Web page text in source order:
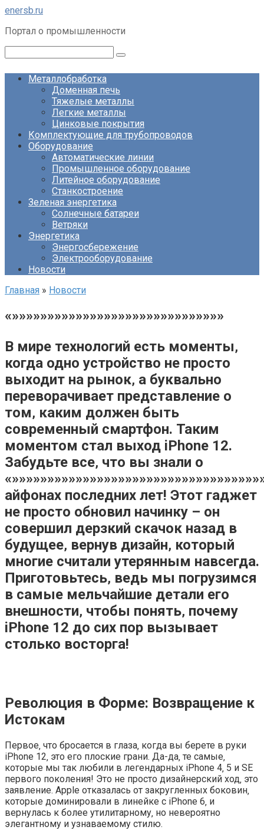
Перейти
контенту
enersb.ru
Портал о промышленности
Металлобработка
Доменная печь
Тяжелые металлы
Легкие металлы
Цинковые покрытия
Комплектующие для трубопроводов
Оборудование
Автоматические линии
Промышленное оборудование
Литейное оборудование
Станкостроение
Зеленая энергетика
Солнечные батареи
Ветряки
Энергетика
Энергосбережение
Электрооборудование
Новости
Главная » Новости
«»»»»»»»»»»»»»»»»»»»»»»»»»»»»»»
В мире технологий есть моменты‚
когда одно устройство не просто
выходит на рынок‚ а буквально
переворачивает представление о
том‚ каким должен быть
современный смартфон. Таким
моментом стал выход iPhone 12.
Забудьте все‚ что вы знали о
айфонах последних лет! Этот гаджет
не просто обновил начинку – он
совершил дерзкий скачок назад в
будущее‚ вернув дизайн‚ который
многие считали утерянным навсегда.
Приготовьтесь‚ ведь мы погрузимся
в самые мельчайшие детали его
внешности‚ чтобы понять‚ почему
iPhone 12 до сих пор вызывает
столько восторга!
Революция в Форме: Возвращение к
Истокам
Первое‚ что бросается в глаза‚ когда вы берете в руки
iPhone 12‚ это его плоские грани. Да-да‚ те самые‚
которые мы так любили в легендарных iPhone 4‚ 5 и SE
первого поколения! Это не просто дизайнерский ход‚ это
заявление. Apple отказалась от закругленных боковин‚
которые доминировали в линейке с iPhone 6‚ и
вернулась к более утилитарному‚ но невероятно
элегантному и узнаваемому стилю.